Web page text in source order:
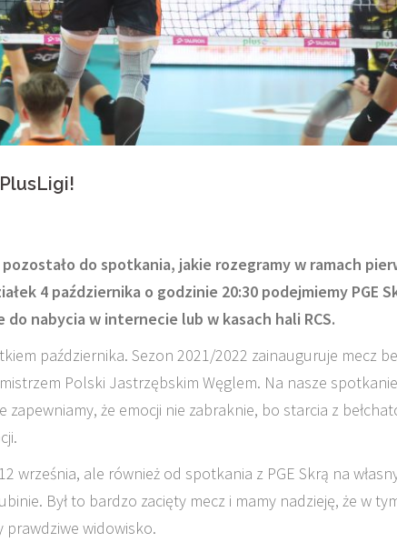
do spotkania, jakie rozegramy w ramach
4 października o godzinie 20:30 podejmiemy PGE
nabycia w internecie lub w kasach hali RCS.
października. Sezon 2021/2022 zainauguruje mecz
Polski Jastrzębskim Węglem. Na nasze
że emocji nie zabraknie, bo starcia z
września, ale również od spotkania z PGE Skrą na
Był to bardzo zacięty mecz i mamy nadzieję, że w
prawdziwe widowisko.